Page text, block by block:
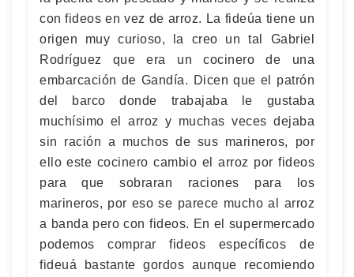
con fideos en vez de arroz. La fideúa tiene un
origen muy curioso, la creo un tal Gabriel
Rodríguez que era un cocinero de una
embarcación de Gandía. Dicen que el patrón
del barco donde trabajaba le gustaba
muchísimo el arroz y muchas veces dejaba
sin ración a muchos de sus marineros, por
ello este cocinero cambio el arroz por fideos
para que sobraran raciones para los
marineros, por eso se parece mucho al arroz
a banda pero con fideos. En el supermercado
podemos comprar fideos específicos de
fideuá bastante gordos aunque recomiendo